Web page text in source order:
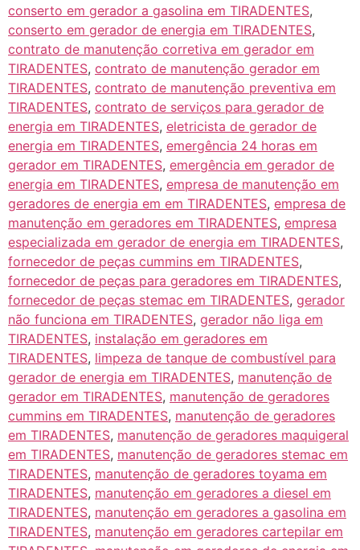
conserto em gerador a gasolina em TIRADENTES,
conserto em gerador de energia em TIRADENTES,
contrato de manutenção corretiva em gerador em
TIRADENTES, contrato de manutenção gerador em
TIRADENTES, contrato de manutenção preventiva em
TIRADENTES, contrato de serviços para gerador de
energia em TIRADENTES, eletricista de gerador de
energia em TIRADENTES, emergência 24 horas em
gerador em TIRADENTES, emergência em gerador de
energia em TIRADENTES, empresa de manutenção em
geradores de energia em em TIRADENTES, empresa de
manutenção em geradores em TIRADENTES, empresa
especializada em gerador de energia em TIRADENTES,
fornecedor de peças cummins em TIRADENTES,
fornecedor de peças para geradores em TIRADENTES,
fornecedor de peças stemac em TIRADENTES, gerador
não funciona em TIRADENTES, gerador não liga em
TIRADENTES, instalação em geradores em
TIRADENTES, limpeza de tanque de combustível para
gerador de energia em TIRADENTES, manutenção de
gerador em TIRADENTES, manutenção de geradores
cummins em TIRADENTES, manutenção de geradores
em TIRADENTES, manutenção de geradores maquigeral
em TIRADENTES, manutenção de geradores stemac em
TIRADENTES, manutenção de geradores toyama em
TIRADENTES, manutenção em geradores a diesel em
TIRADENTES, manutenção em geradores a gasolina em
TIRADENTES, manutenção em geradores cartepilar em